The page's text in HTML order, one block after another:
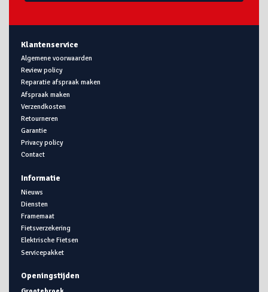
Klantenservice
Algemene voorwaarden
Review policy
Reparatie afspraak maken
Afspraak maken
Verzendkosten
Retourneren
Garantie
Privacy policy
Contact
Informatie
Nieuws
Diensten
Framemaat
Fietsverzekering
Elektrische Fietsen
Servicepakket
Openingstijden